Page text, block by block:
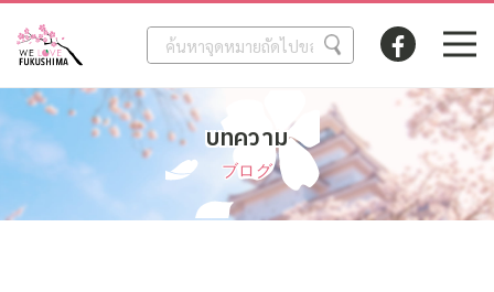
บทความ
ブログ